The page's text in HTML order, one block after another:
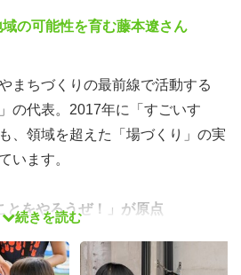
域の可能性を育む藤本遼さん
まちづくりの最前線で活動する
の代表。2017年に「すごいす
、領域を超えた「場づくり」の実
います。
とをやろうぜ！」が原点
続きを読む